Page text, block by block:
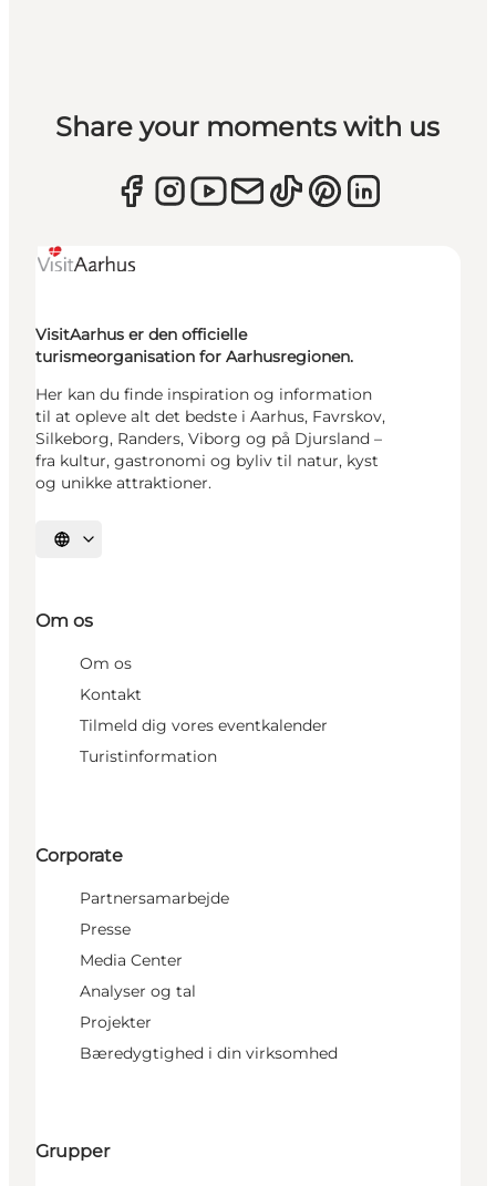
Share your moments with us
VisitAarhus er den officielle
turismeorganisation for Aarhusregionen.
Her kan du finde inspiration og information
til at opleve alt det bedste i Aarhus, Favrskov,
Silkeborg, Randers, Viborg og på Djursland –
fra kultur, gastronomi og byliv til natur, kyst
og unikke attraktioner.
Vælg sprog
Om os
Om os
Kontakt
Tilmeld dig vores eventkalender
Turistinformation
Corporate
Partnersamarbejde
Presse
Media Center
Analyser og tal
Projekter
Bæredygtighed i din virksomhed
Grupper